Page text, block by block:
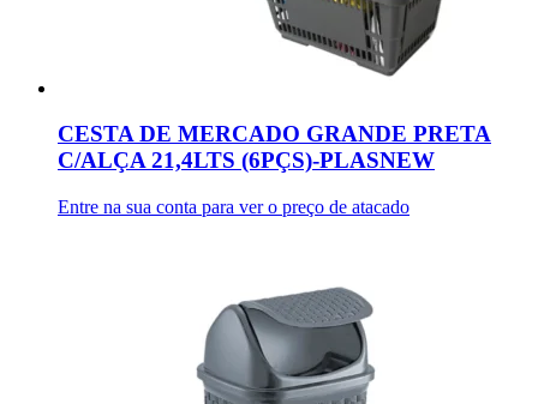
CESTA DE MERCADO GRANDE PRETA
C/ALÇA 21,4LTS (6PÇS)-PLASNEW
Entre na sua conta para ver o preço de atacado